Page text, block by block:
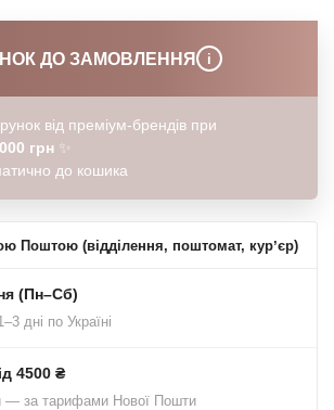
ДО ЗАМОВЛЕННЯ i
від преміум-брендів при
грн ✨
до кошика
Поштою (відділення, поштомат, курʼєр)
(Пн–Сб)
дні по Україні
4500 ₴
— за тарифами Нової Пошти